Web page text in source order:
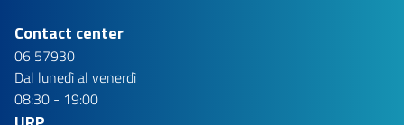
Contact center
06 57930
Dal lunedì al venerdì
08:30 - 19:00